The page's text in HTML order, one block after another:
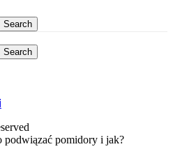
Search
Search
podwiązać pomidory i jak?